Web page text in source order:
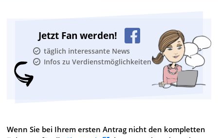
Jetzt Fan werden!
täglich interessante News
Infos zu Verdienstmöglichkeiten
Wenn Sie bei Ihrem ersten Antrag nicht den kompletten